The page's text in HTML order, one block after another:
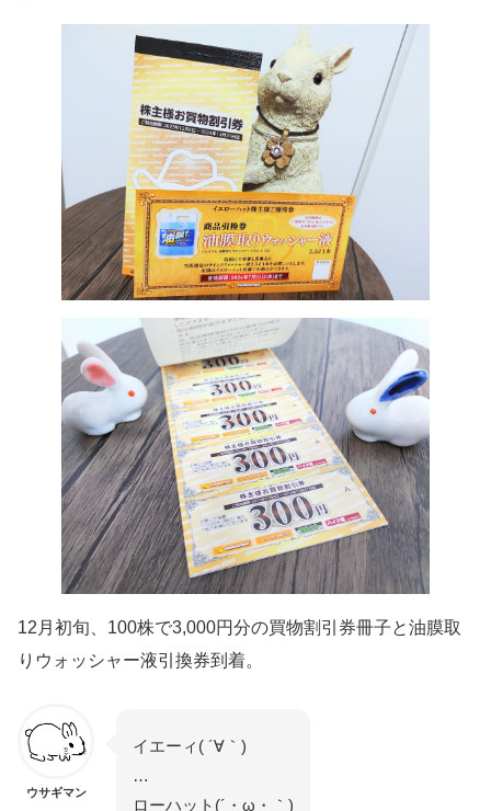
12月初旬、100株で3,000円分の買物割引券冊子と油膜取
りウォッシャー液引換券到着。
ウサギマン
イエーィ( ´∀｀)
…
ローハット(´・ω・｀)